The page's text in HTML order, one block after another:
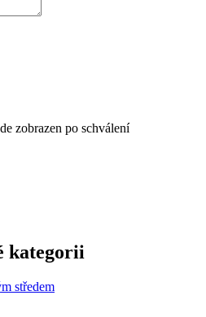
zobrazen po schválení
kategorii